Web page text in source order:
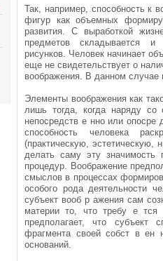
Так, например, способность к
фигур как объемных
развития. С выработкой
предметов складывается и
рисунков. Человек начинает
еще не свидетельствует о
воображения. В данном случае
Элементы воображения как
лишь тогда, когда наряду со
непосредств е нно или опосре
спо­собность человека
(практическую, эсте­тическую,
делать саму эту значимость
процедур. Воображение
смыслов в процессах
особого рода деятельности
субъект вооб­ р ажения сам
материи то, что требу е тся
предполагает, что субъект
фрагмента своей собст в
оснований.